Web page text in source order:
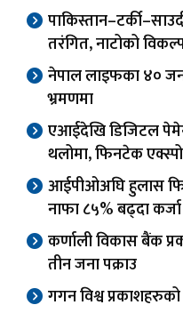
तरंगित, नाटोको
नेपाल लाइफका ४०
भ्रमणमा
एआईदेखि डिजिटल
थलोमा, फिनटेक
आईपीओअघि हुलास
नाफा ८५% बढ्दा
कर्णाली विकास बैंक
तीन जना पक्राउ
गगन विश्व